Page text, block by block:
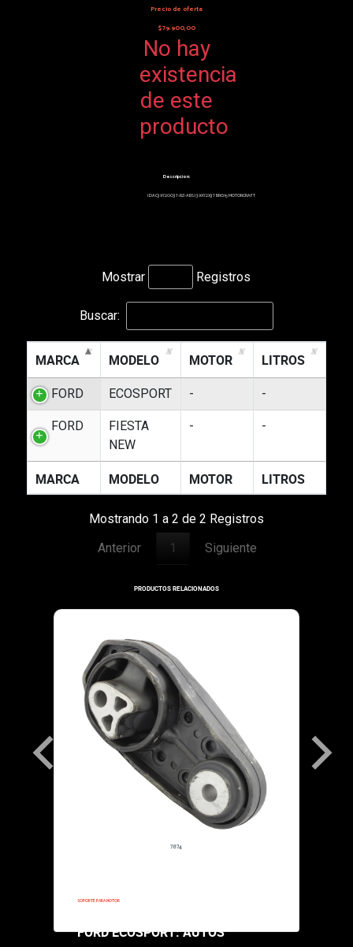
Precio de oferta
$79.900,00
No hay
existencia
de este
producto
Descripcion:
(DAC39720037-RZ-ABS) 39X72X37 BRG15 MOTORCRAFT
Mostrar Registros
Buscar:
MARCA MODELO MOTOR LITROS
FORD ECOSPORT - -
FORD
FIESTA
NEW
- -
MARCA MODELO MOTOR LITROS
Mostrando 1 a 2 de 2 Registros
Anterior
1 Siguiente
PRODUCTOS RELACIONADOS
7874
SOPORTE PARA MOTOR
FORD ECOSPORT: AUTOS